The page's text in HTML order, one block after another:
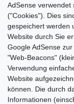
AdSense verwendet
("Cookies"). Dies
gespeichert werden
Website durch Sie
Google AdSense
"Web-Beacons"
Verwendung
Website
können. Die durch
Informationen